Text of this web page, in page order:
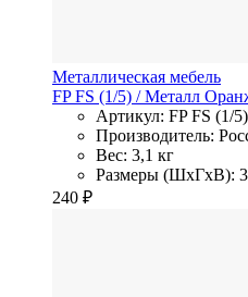
Металлическая мебель
FP FS (1/5) / Металл
Артикул: FP FS (1/5)
Производитель:
Вес: 3,1 кг
Размеры (ШхГхВ):
240 ₽